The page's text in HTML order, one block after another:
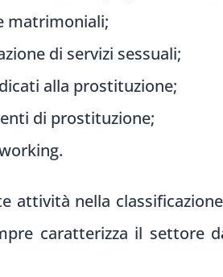
matrimoniali;
di servizi sessuali;
alla prostituzione;
di prostituzione;
attività nella
caratterizza il settore